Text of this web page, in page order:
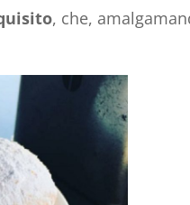
, che,